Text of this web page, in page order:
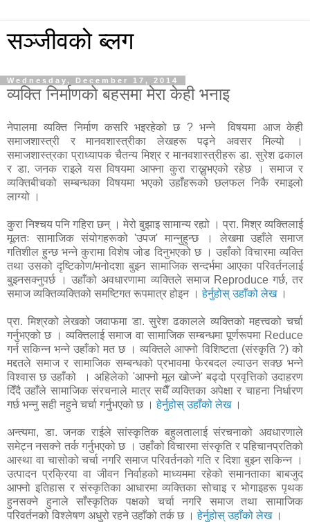
सञ्जीवको ब्लग
Wednesday, December 17, 2014
व्यक्ति निर्माणको बहसमा मेरा केही भनाइ
नेपालमा व्यक्ति निर्माण कसरि भइरहेको छ ? भन्ने विषयमा आज केही
समाजशास्त्री र मानवशास्त्रीका लेखहरू पढ्ने अवसर मिल्यो ।
समाजशास्त्रका प्राध्यापक चैतन्य मिश्र र मानवशास्त्रीहरू डा. सुरेश ढकाल
र डा. जनक राइले यस विषयमा आफ्ना कुरा राख्नुभएको रहेछ । समाज र
व्यक्तिबीचको सम्बन्धका विषयमा भएको उहाँहरूको छलफल निकै रमाइलो
लाग्यो ।
कुरा निश्चय पनि गहिरा छन् । मेरो बुझाइ सामान्य रह्यो । प्रा. मिश्र व्यक्तिलाई
मूलतः सामाजिक संयोगहरूको 'उपज' मान्नुहुन्छ । लेखमा उहाँले समाज
गतिशील हुन्छ भन्ने कुरामा विशेष जोड दिनुभएको छ । उहाँको विचारमा व्यक्ति
तथा उसको दृष्टिकोण/मनोदशा बुझ्न सामाजिक सन्दर्भमा आएका परिवर्तनलाई
बु्झ्नसक्नुपर्छ । उहाँको अवधारणामा व्यक्तिले समाज Reproduce गर्छ, तर
समाज व्यक्तिव्यक्तिको समष्टिगत रूपमात्र होइन ।हेर्नुहोस् उहाँको लेख ।
प्रा. मिश्रको लेखको जवाफमा डा. सुरेश ढकालले व्यक्तिको महत्त्वको चर्चा
गर्नुभएको छ । व्यक्तिलाई समाज वा सामाजिक सम्बन्धमा पूर्णरूपमा Reduce
गर्न सकिन्न भन्ने उहाँको मत छ । व्यक्तिले आफ्नो विशिष्टता (संस्कृति ?) को
मद्दतले समाज र सामाजिक सम्बन्धको प्रभावमा फेरबदल ल्याउन सक्छ भन्ने
विश्वास छ उहाँको । अहिलेको 'आफ्नो मूल खोज्ने' बढ्दो प्रवृत्तिको उदाहरण
दिँदै उहाँले सामाजिक संरचनाले मात्र सधैँ व्यक्तिका अपेक्षा र चाहना निर्धारण
गर्छ भन्नु सही नहुने चर्चा गर्नुभएको छ ।हेर्नुहोस् उहाँको लेख।
अन्त्यमा, डा. जनक राईले सांस्कृतिक बहुलतालाई संरचनाको अवधारणाले
समेट्न नसक्ने तर्क गर्नुभएको छ । उहाँको विचारमा संस्कृति र पहिचानप्रतिको
आस्था वा चासोको चर्चा नगरि समाज परिवर्तनको गति र दिशा बुझ्न सकिन्न ।
उत्पादन प्रक्रिया वा जीवन निर्वाहको माध्यममा रहेको समानताका बाबजुद
आफ्नो इतिहास र संस्कृतिका आधारमा व्यक्तिका सोचाइ र भोगाइहरू पृथक
हुनसक्ने हुनाले साँस्कृतिक पक्षको चर्चा नगरि समाज तथा सामाजिक
परिवर्तनको विश्लेषण अधुरो रहने उहाँको तर्क छ ।हेर्नुहोस् उहाँको लेख।